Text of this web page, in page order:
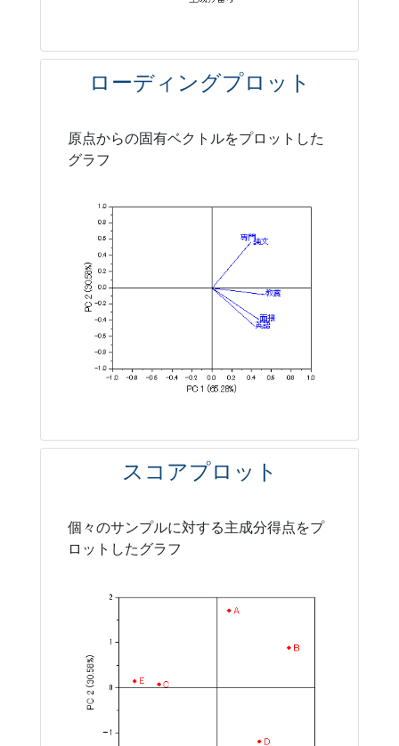
ローディングプロット
原点からの固有ベクトルをプロットした
グラフ
スコアプロット
個々のサンプルに対する主成分得点をプ
ロットしたグラフ